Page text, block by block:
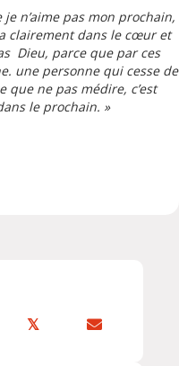
n’aime pas mon prochain,
clairement dans le cœur et
Dieu, parce que par ces
une personne qui cesse de
que ne pas médire, c’est
le prochain. »
𝕏